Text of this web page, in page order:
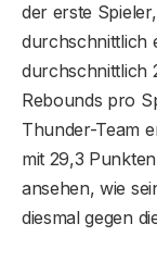
der erste
durchschnittlich
durchschnittlich
Rebounds pro
Thunder-Team
mit 29,3
ansehen, wie
diesmal gegen